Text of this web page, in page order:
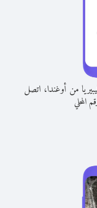
من أوغندا، اتصل
المحلي